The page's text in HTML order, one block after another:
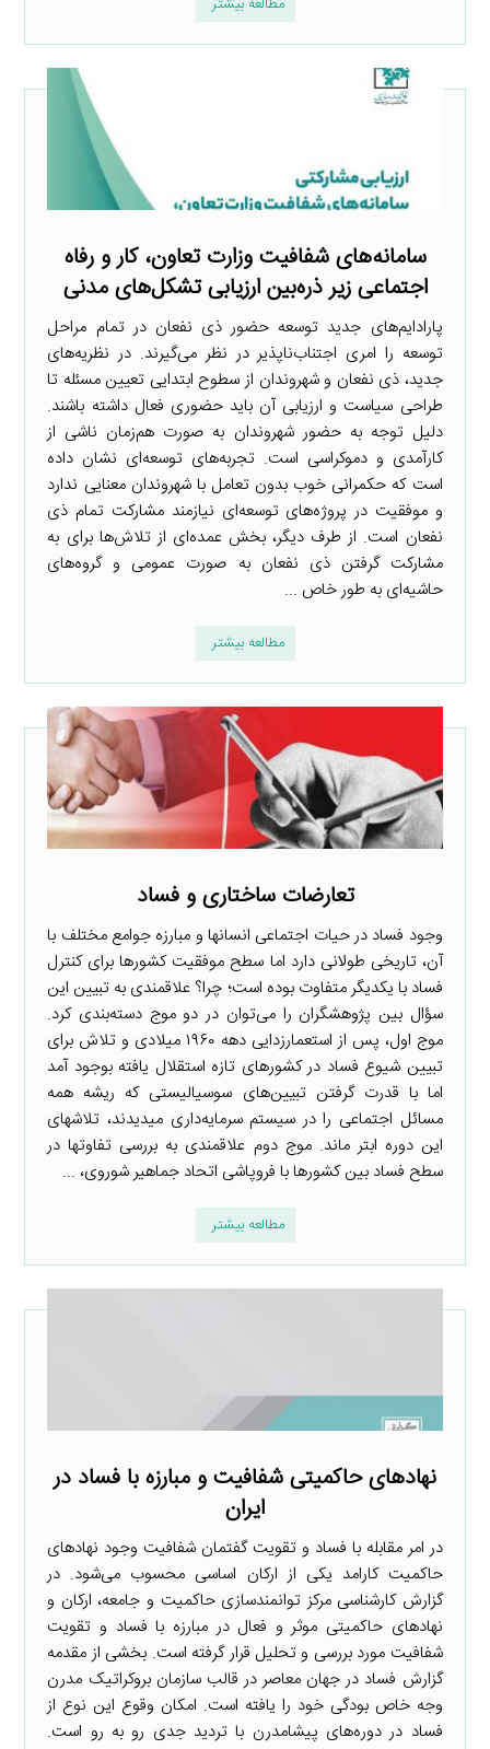
سامانه‌های شفافیت وزارت تعاون، کار و رفاه
اجتماعی زیر ذره‌بین ارزیابی تشکل‌های مدنی
پارادایم‌های جدید توسعه حضور ذی نفعان در تمام مراحل
توسعه را امری اجتناب‌ناپذیر در نظر می‌گیرند. در نظریه‌های
جدید، ذی نفعان و شهروندان از سطوح ابتدایی تعیین مسئله تا
طراحی سیاست و ارزیابی آن باید حضوری فعال داشته باشند.
دلیل توجه به حضور شهروندان به صورت هم‌زمان ناشی از
کارآمدی و دموکراسی است. تجربه‌های توسعه‌ای نشان داده
است که حکمرانی خوب بدون تعامل با شهروندان معنایی ندارد
و موفقیت در پروژه‌های توسعه‌ای نیازمند مشارکت تمام ذی
نفعان است. از طرف دیگر، بخش عمده‌ای از تلاش‌ها برای به
مشارکت گرفتن ذی نفعان به صورت عمومی و گروه‌های
حاشیه‌ای به طور خاص ...
مطالعه بیشتر
تعارضات ساختاری و فساد
وجود فساد در حیات اجتماعی انسانها و مبارزه جوامع مختلف با
آن، تاریخی طولانی دارد اما سطح موفقیت کشورها برای کنترل
فساد با یکدیگر متفاوت بوده است؛ چرا؟ علاقمندی به تبیین این
سؤال بین پژوهشگران را می‌توان در دو موج دسته‌بندی کرد.
موج اول، پس از استعمارزدایی دهه ۱۹۶۰ میلادی و تلاش برای
تبیین شیوع فساد در کشورهای تازه استقلال یافته بوجود آمد
اما با قدرت گرفتن تبیین‌های سوسیالیستی که ریشه همه
مسائل اجتماعی را در سیستم سرمایه‌داری میدیدند، تلاشهای
این دوره ابتر ماند. موج دوم علاقمندی به بررسی تفاوتها در
سطح فساد بین کشورها با فروپاشی اتحاد جماهیر شوروی، ...
مطالعه بیشتر
نهادهای حاکمیتی شفافیت و مبارزه با فساد در
ایران
در امر مقابله با فساد و تقویت گفتمان شفافیت وجود نهادهای
حاکمیت کارامد یکی از ارکان اساسی محسوب می‌شود. در
گزارش کارشناسی مرکز توانمندسازی حاکمیت و جامعه، ارکان و
نهادهای حاکمیتی موثر و فعال در مبارزه با فساد و تقویت
شفافیت مورد بررسی و تحلیل قرار گرفته است. بخشی از مقدمه
گزارش فساد در جهان معاصر در قالب سازمان بروکراتیک مدرن
وجه خاص بودگی خود را یافته است. امکان وقوع این نوع از
فساد در دوره‌های پیشامدرن با تردید جدی رو به رو است.